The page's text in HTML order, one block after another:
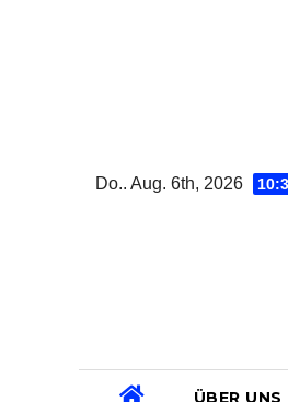
Do.. Aug. 6th, 2026
ÜBER UNS